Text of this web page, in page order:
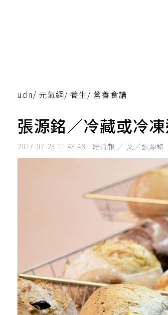
udn/ 元氣網/ 養生/ 營養食譜
張源銘／冷藏或冷
2017-07-23 11:43:48 聯合報 ／ 文／張源銘